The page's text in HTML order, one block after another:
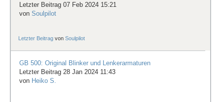
Letzter Beitrag 07 Feb 2024 15:21
von Soulpilot
Letzter Beitrag vonSoulpilot
GB 500: Original Blinker und Lenkerarmaturen
Letzter Beitrag 28 Jan 2024 11:43
von Heiko S.